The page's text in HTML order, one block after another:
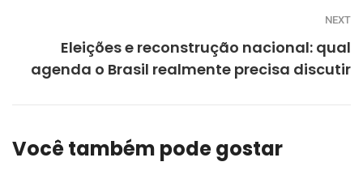
NEXT
Eleições e reconstrução nacional: qual
agenda o Brasil realmente precisa discutir
Você também pode gostar